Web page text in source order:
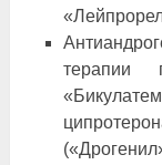
терапии